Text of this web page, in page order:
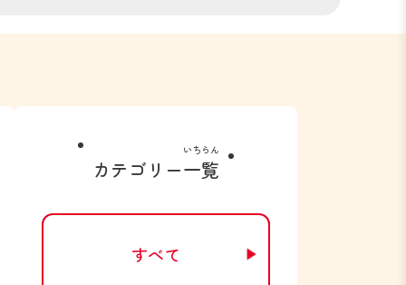
カテゴリー一覧
いちらん
すべて